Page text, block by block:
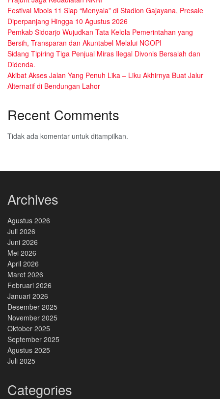
Festival Mbois 11 Siap “Menyala” di Stadion Gajayana, Presale
Diperpanjang Hingga 10 Agustus 2026
Pemkab Sidoarjo Wujudkan Tata Kelola Pemerintahan yang
Bersih, Transparan dan Akuntabel Melalui NGOPI
Sidang Tipiring Tiga Penjual Miras Ilegal Divonis Bersalah dan
Didenda.
Akibat Akses Jalan Yang Penuh Lika – Liku Akhirnya Buat Jalur
Alternatif di Bendungan Lahor
Recent Comments
Tidak ada komentar untuk ditampilkan.
Archives
Agustus 2026
Juli 2026
Juni 2026
Mei 2026
April 2026
Maret 2026
Februari 2026
Januari 2026
Desember 2025
November 2025
Oktober 2025
September 2025
Agustus 2025
Juli 2025
Categories